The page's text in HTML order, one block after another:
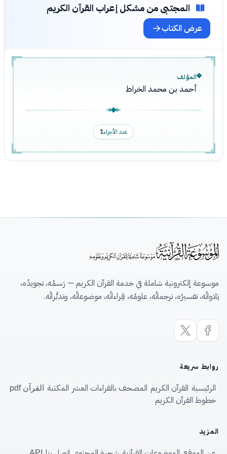
المجتبى من مشكل إعراب القرآن الكريم
عرض الكتاب
المؤلف
أحمد بن محمد الخراط
عدد الأجزاء1
موسوعة إلكترونية شاملة في خدمة القرآن الكريم — رَسمُه، تجويدُه،
تِلاواتُه، تفسيرُه، ترجماتُه، علومُه، قِراءاتُه، موضوعاتُه، وتدبُّراتُه.
روابط سريعة
الرئيسية القرآن الكريم المصحف بالقراءات العشر المكتبة القرآن pdf
خطوط القرآن الكريم
المزيد